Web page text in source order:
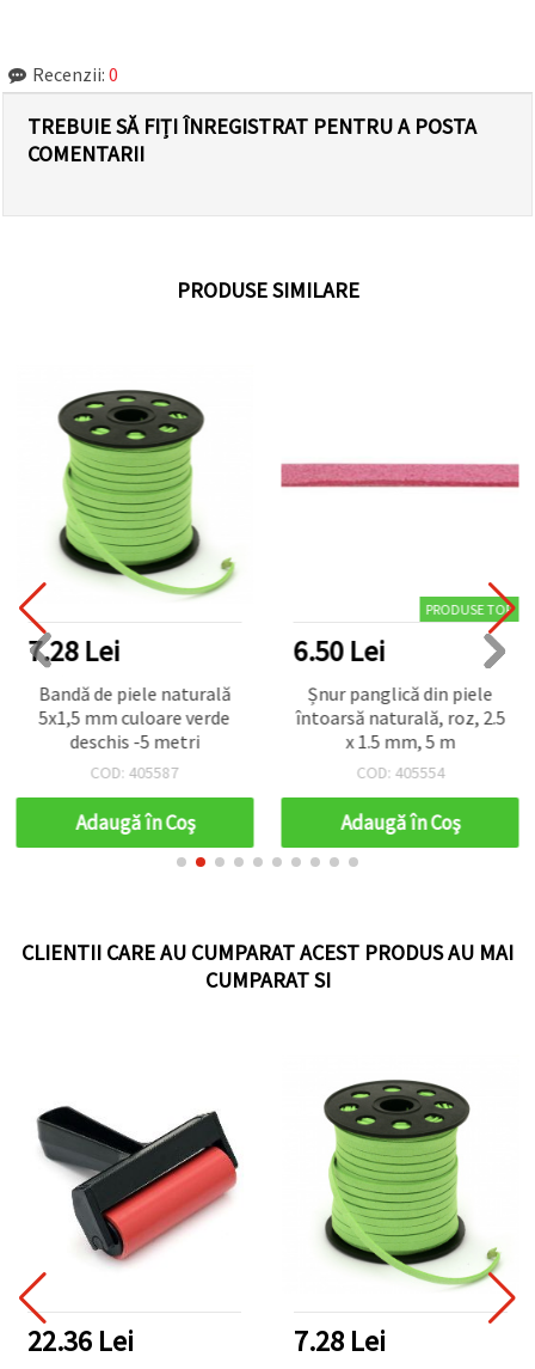
Recenzii: 0
TREBUIE SĂ FIȚI ÎNREGISTRAT PENTRU A POSTA
COMENTARII
PRODUSE SIMILARE
7.28 Lei
Bandă de piele naturală
5x1,5 mm culoare verde
deschis -5 metri
COD: 405587
Adaugă în Coş
PRODUSE TOP
6.50 Lei
Șnur panglică din piele
întoarsă naturală, roz, 2.5
x 1.5 mm, 5 m
COD: 405554
Adaugă în Coş
CLIENTII CARE AU CUMPARAT ACEST PRODUS AU MAI
CUMPARAT SI
22.36 Lei 7.28 Lei